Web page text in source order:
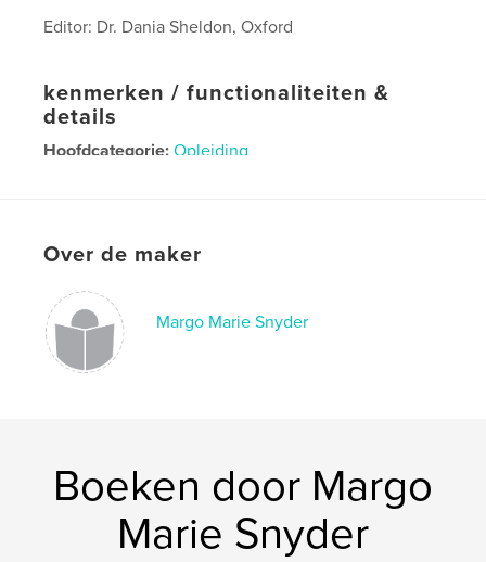
Editor: Dr. Dania Sheldon, Oxford
kenmerken / functionaliteiten &
details
Hoofdcategorie: Opleiding
Over de maker
Margo Marie Snyder
Boeken door Margo
Marie Snyder